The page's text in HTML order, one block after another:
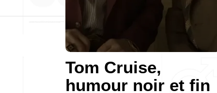
Tom Cruise,
humour noir et fin